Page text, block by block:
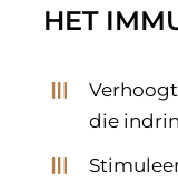
HET
die